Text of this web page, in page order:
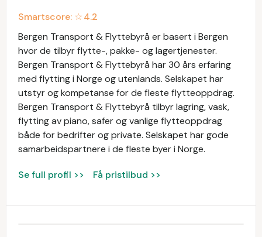
Smartscore: ☆4.2
Bergen Transport & Flyttebyrå er basert i Bergen
hvor de tilbyr flytte-, pakke- og lagertjenester.
Bergen Transport & Flyttebyrå har 30 års erfaring
med flytting i Norge og utenlands. Selskapet har
utstyr og kompetanse for de fleste flytteoppdrag.
Bergen Transport & Flyttebyrå tilbyr lagring, vask,
flytting av piano, safer og vanlige flytteoppdrag
både for bedrifter og private. Selskapet har gode
samarbeidspartnere i de fleste byer i Norge.
Se full profil >> Få pristilbud >>